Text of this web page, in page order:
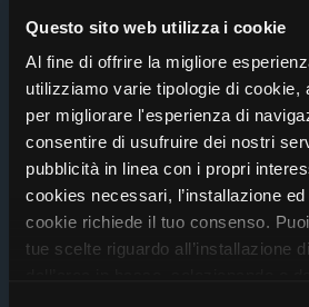
Questo sito web utilizza i cookie
Al fine di offrire la migliore
utilizziamo varie tipologie di cookie,
per migliorare l'esperienza di
consentire di usufruire dei nostri
pubblicità in linea con i propri
cookies necessari, l’installazione
cookie richiede il tuo consenso.
tue scelte riguardo all’installazione
House of Dreamers